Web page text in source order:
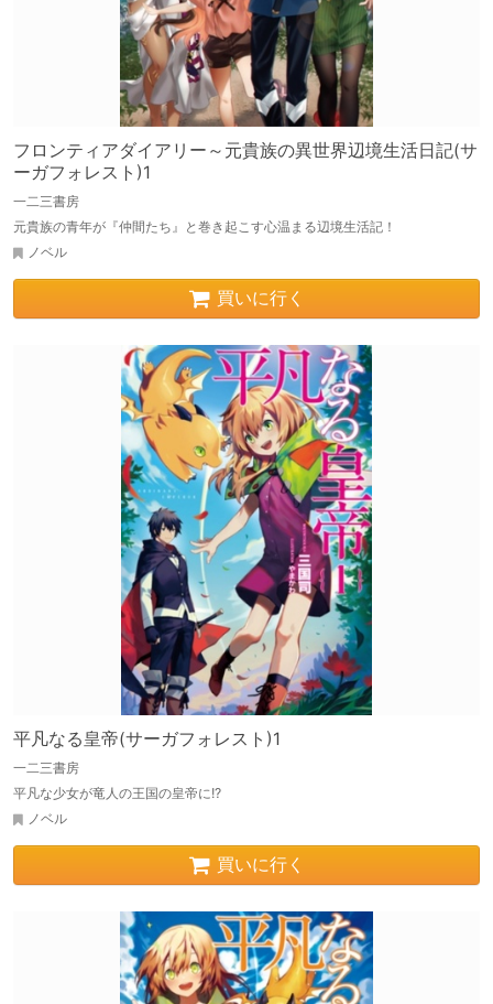
フロンティアダイアリー～元貴族の異世界辺境生活日記(サ
ーガフォレスト)1
一二三書房
元貴族の青年が『仲間たち』と巻き起こす心温まる辺境生活記！
ノベル
買いに行く
平凡なる皇帝(サーガフォレスト)1
一二三書房
平凡な少女が竜人の王国の皇帝に!?
ノベル
買いに行く